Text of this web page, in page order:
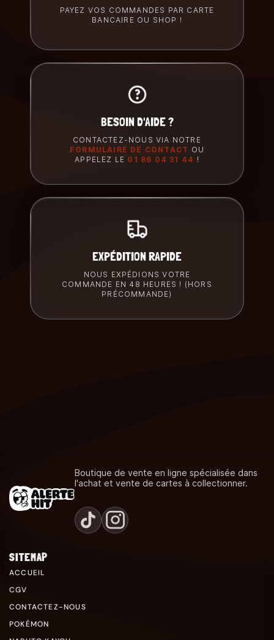
PAYEZ VOS COMMANDES PAR CARTE
BANCAIRE OU SHOP !
BESOIN D'AIDE ?
CONTACTEZ-NOUS VIA NOTRE
FORMULAIRE DE CONTACT OU
APPELEZ LE 01 86 04 31 44 !
EXPÉDITION RAPIDE
NOUS EXPÉDIONS VOTRE
COMMANDE EN 48 HEURES ! (HORS
PRÉCOMMANDE)
Boutique de vente en ligne spécialisée dans
l'achat et vente de cartes à collectionner.
SITEMAP
ACCUEIL
CGV
CONTACTEZ-NOUS
POKÉMON